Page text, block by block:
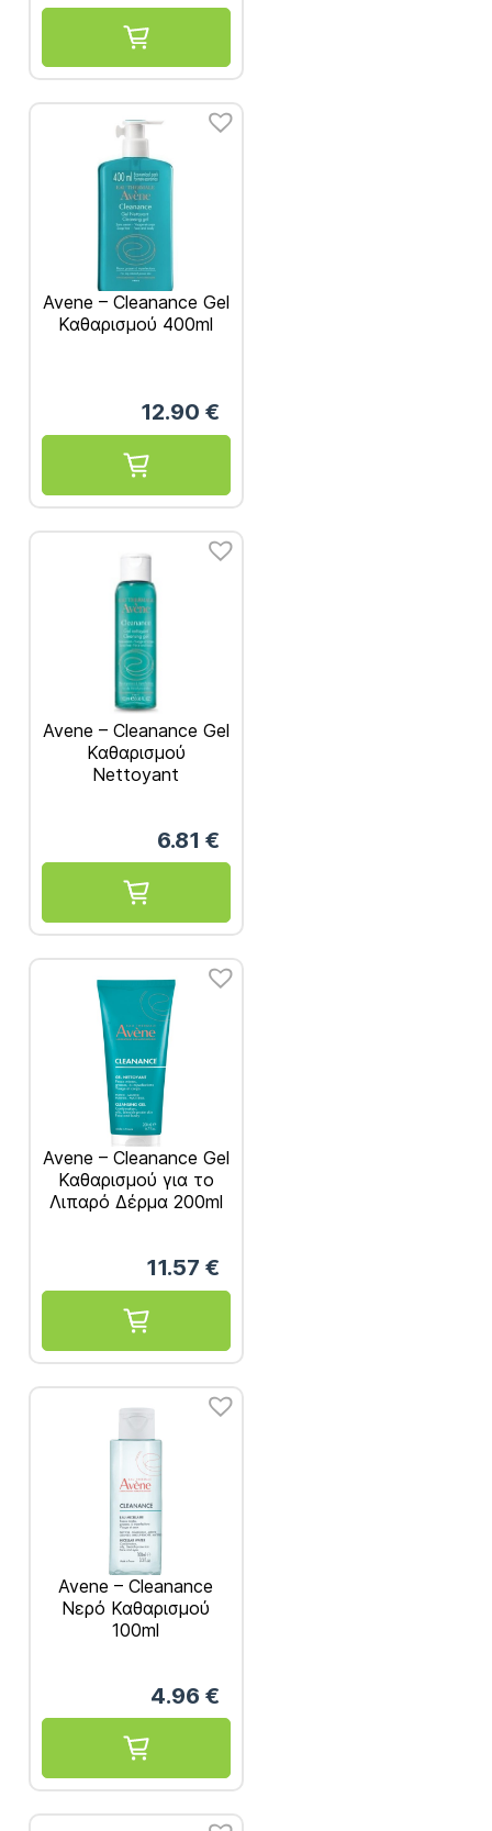
Avene – Cleanance Gel
Καθαρισμού 400ml
12.90 €
Avene – Cleanance Gel
Καθαρισμού
Nettoyant
Λιπαρά Δέρματα
100ml
6.81 €
Avene – Cleanance Gel
Καθαρισμού για το
Λιπαρό Δέρμα 200ml
11.57 €
Avene – Cleanance
Νερό Καθαρισμού
100ml
4.96 €